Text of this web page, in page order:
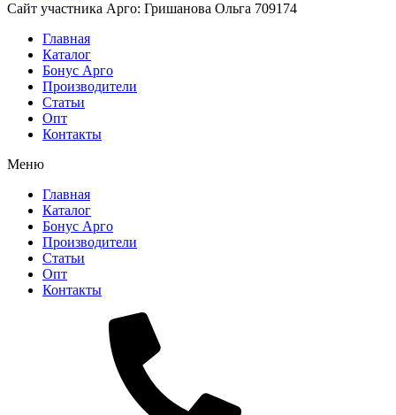
Сайт участника Арго: Гришанова Ольга 709174
Главная
Каталог
Бонус Арго
Производители
Статьи
Опт
Контакты
Меню
Главная
Каталог
Бонус Арго
Производители
Статьи
Опт
Контакты